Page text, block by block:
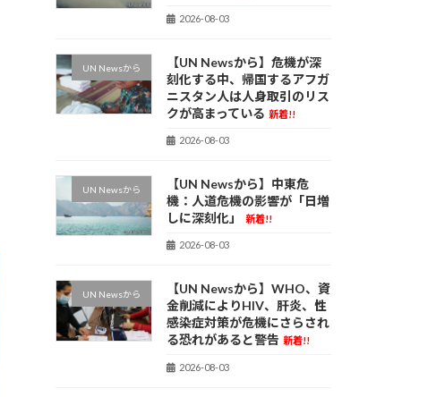
2026-08-03
UN Newsから
【UN Newsから】危機が深
刻化する中、帰国するアフガ
ニスタン人は人身取引のリス
クが高まっている 新着!!
2026-08-03
UN Newsから
【UN Newsから】中東危
機：人道危機の影響が「日増
しに深刻化」
新着!!
2026-08-03
UN Newsから
【UN Newsから】WHO、資
金削減によりHIV、肝炎、性
感染症対策が危機にさらされ
る恐れがあると警告 新着!!
2026-08-03